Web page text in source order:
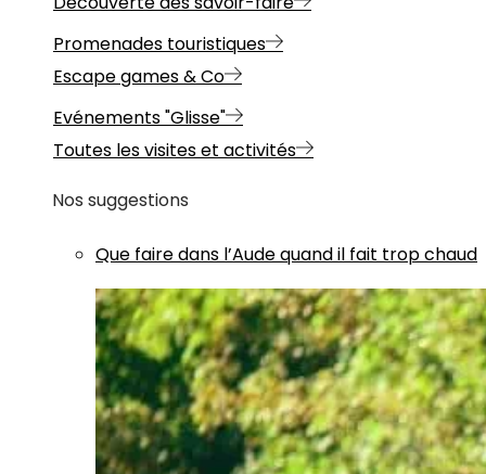
Promenades touristiques
Escape games & Co
Evénements "Glisse"
Toutes les visites et activités
Nos suggestions
Que faire dans l’Aude quand il fait trop chaud